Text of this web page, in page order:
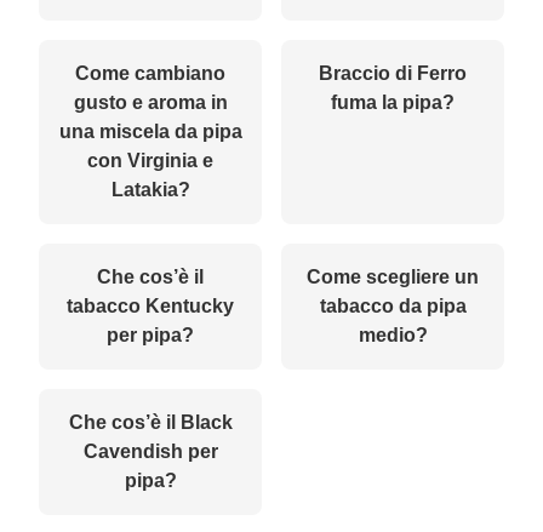
Come cambiano
gusto e aroma in
una miscela da pipa
con Virginia e
Latakia?
Braccio di Ferro
fuma la pipa?
Che cos’è il
tabacco Kentucky
per pipa?
Come scegliere un
tabacco da pipa
medio?
Che cos’è il Black
Cavendish per
pipa?